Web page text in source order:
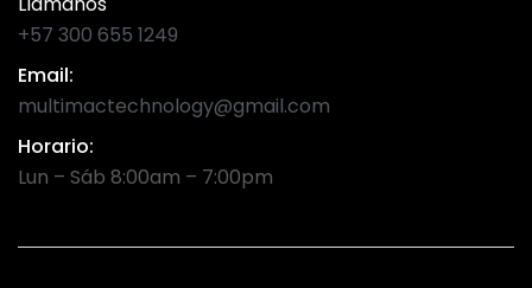
+57 300 655 1249
Email:
multimactechnology@gmail.com
Horario:
Lun – Sáb 8:00am – 7:00pm